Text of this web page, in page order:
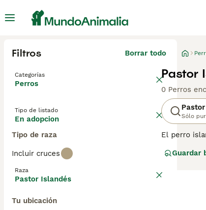
Filtros Borrar todo
Categorías
Perros
Tipo de listado
En adopcion
Tipo de raza
Incluir cruces
Raza
Pastor Islandés
Tu ubicación
Pastor
0 Perros
Sólo
El perro
el perro
Guardar